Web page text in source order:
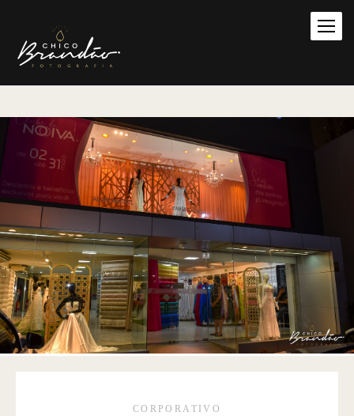
CORPORATIVO